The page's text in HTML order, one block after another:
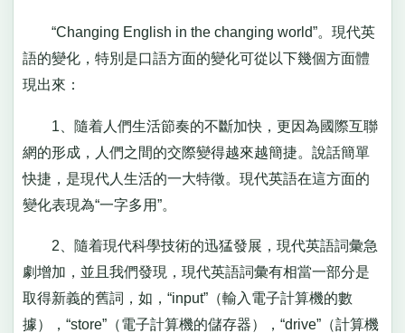
“Changing English in the changing world”。現代英
語的變化，特別是口語方面的變化可從以下幾個方面體
現出來：
1、隨着人們生活節奏的不斷加快，更因為國際互聯
網的形成，人們之間的交際變得越來越簡捷。說話簡單
快捷，是現代人生活的一大特徵。現代英語在這方面的
變化表現為“一字多用”。
2、隨着現代科學技術的迅猛發展，現代英語詞彙急
劇增加，並且我們發現，現代英語詞彙有相當一部分是
取得新義的舊詞，如，“input”（輸入電子計算機的數
據），“store”（電子計算機的儲存器），“drive”（計算機